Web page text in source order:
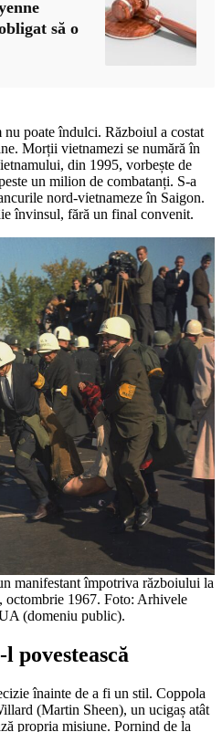
să o
poate îndulci. Războiul a costat
Morții vietnamezi se numără în
din 1995, vorbește de
un milion de combatanți. S-a
nord-vietnameze în Saigon.
învinsul, fără un final convenit.
manifestant împotriva războiului la
octombrie 1967. Foto: Arhivele
(domeniu public).
povestească
înainte de a fi un stil. Coppola
(Martin Sheen), un ucigaș atât
propria misiune. Pornind de la